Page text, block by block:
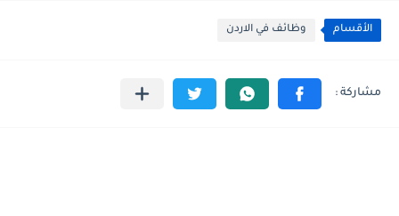
الأقسام وظائف في الاردن